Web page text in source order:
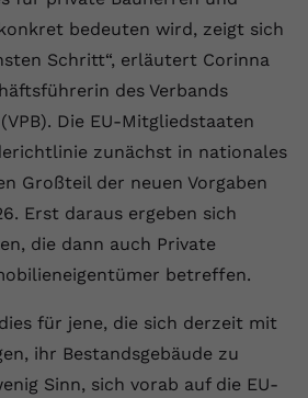
bedeuten wird, zeigt sich
Schritt“, erläutert Corinna
des Verbands
Die EU-Mitgliedstaaten
zunächst in nationales
Großteil der neuen Vorgaben
Erst daraus ergeben sich
die dann auch Private
betreffen.
für jene, die sich derzeit mit
ihr Bestandsgebäude zu
Sinn, sich vorab auf die EU-
Wert speichert Ihre Consent-
generierte ID, für die
Speicherung Ihrer
Einstellungen, falls der
Betreiber dies eingestellt
und statistische
zur Nutzung der
zu erfassen.
Ads
von Google Ads für das
Tracking verwendet, um
der Nutzung auf unserer
zuzuordnen.
Informationen anzeigen
Website externe Inhalte,
Informationen anzubieten.
Informationen zu sammeln,
es eine eindeutige ID zum
von Videos auf der Website
anzeigen